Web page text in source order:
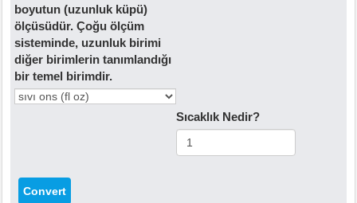
boyutun (uzunluk küpü)
ölçüsüdür. Çoğu ölçüm
sisteminde, uzunluk birimi
diğer birimlerin tanımlandığı
bir temel birimdir.
Sıcaklık Nedir?